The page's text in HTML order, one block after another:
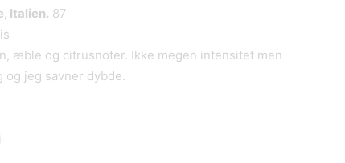
Italien. 87
æble og citrusnoter. Ikke megen intensitet men
og jeg savner dybde.